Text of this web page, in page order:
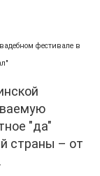
фестивале в
"да"
страны – от